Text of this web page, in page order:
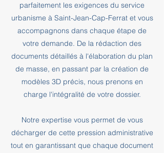
parfaitement les exigences du service
urbanisme à Saint-Jean-Cap-Ferrat et vous
accompagnons dans chaque étape de
votre demande. De la rédaction des
documents détaillés à l'élaboration du plan
de masse, en passant par la création de
modèles 3D précis, nous prenons en
charge l'intégralité de votre dossier.
Notre expertise vous permet de vous
décharger de cette pression administrative
tout en garantissant que chaque document